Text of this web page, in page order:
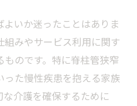
いか迷ったことはありま
みやサービス利用に関す
のです。特に脊柱管狭窄
た慢性疾患を抱える家族
介護を確保するために